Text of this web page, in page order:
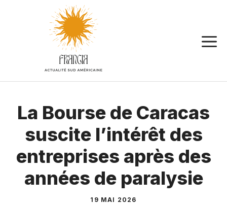
La Bourse de Caracas
suscite l’intérêt des
entreprises après des
années de paralysie
19 MAI 2026